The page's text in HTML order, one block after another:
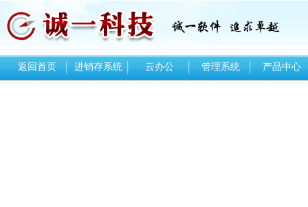
返回首页 进销存系统 云办公 管理系统 产品中心